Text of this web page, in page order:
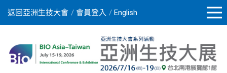
返回亞洲生技大會 會員登入 English